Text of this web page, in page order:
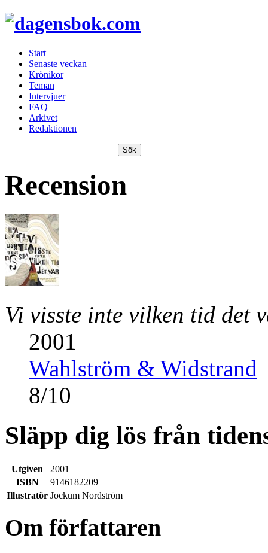
Start
Senaste veckan
Krönikor
Teman
Intervjuer
FAQ
Arkivet
Redaktionen
Recension
Vi visste inte vilken tid det
2001
Wahlström & Widstrand
8/10
Släpp dig lös från
Utgiven
2001
ISBN
9146182209
Illustratör Jockum Nordström
Om författaren